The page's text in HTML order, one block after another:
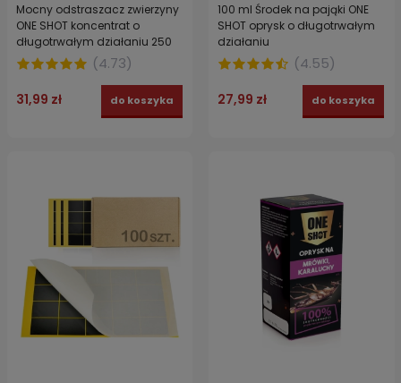
Mocny odstraszacz zwierzyny
ONE SHOT koncentrat o
długotrwałym działaniu 250
ml
(4.73)
31,99 zł do koszyka
100 ml Środek na pająki ONE
SHOT oprysk o długotrwałym
działaniu
(4.55)
27,99 zł do koszyka